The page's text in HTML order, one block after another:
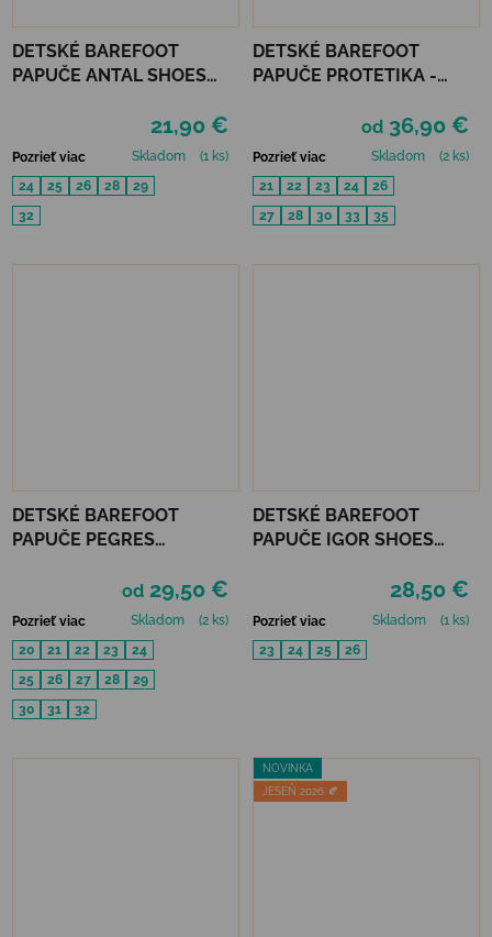
DETSKÉ BAREFOOT
PAPUČE ANTAL SHOES
21,90 €
Pozrieť viac Skladom
(1 ks)
24
25 26 28
29
32
DETSKÉ BAREFOOT
PAPUČE PROTETIKA -
od 36,90 €
Pozrieť viac Skladom
(2 ks)
21
22 23 24
26
27
28 30 33 35
DETSKÉ BAREFOOT
PAPUČE PEGRES
od 29,50 €
Pozrieť viac Skladom
(2 ks)
20
21 22 23
24
25
26 27 28
29
30
31 32
DETSKÉ BAREFOOT
PAPUČE IGOR SHOES
28,50 €
Pozrieť viac Skladom
(1 ks)
23
24 25 26
NOVINKA
JESEŇ 2026 🍂